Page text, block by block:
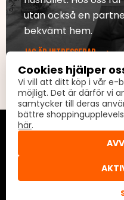
utan också en
bekvämt hem.
JAG ÄR INTRESSERAD
Cookies hjälper
Vi vill att ditt köp i vår e-
möjligt. Det är därför vi
samtycker till deras
bättre
här.